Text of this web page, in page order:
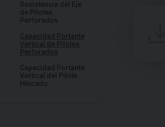
Resistencia del Eje
de Pilotes
Perforados
Capacidad Portante
Vertical de Pilotes
Perforados
Capacidad Portante
Vertical del Pilote
Hincado